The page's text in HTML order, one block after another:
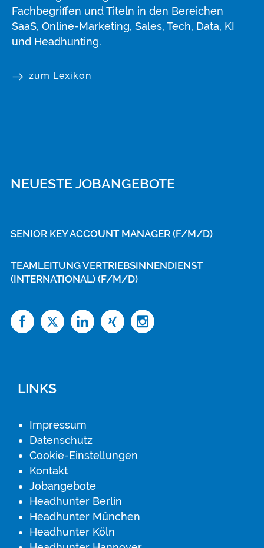
Fachbegriffen und Titeln in den Bereichen
SaaS, Online-Marketing, Sales, Tech, Data, KI
und Headhunting.
zum Lexikon
NEUESTE JOBANGEBOTE
SENIOR KEY ACCOUNT MANAGER (F/M/D)
TEAMLEITUNG VERTRIEBSINNENDIENST
(INTERNATIONAL) (F/M/D)
LINKS
Impressum
Datenschutz
Cookie-Einstellungen
Kontakt
Jobangebote
Headhunter Berlin
Headhunter München
Headhunter Köln